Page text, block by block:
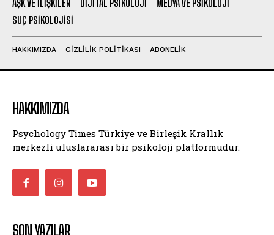
AŞK VE İLIŞKILER
DIJITAL PSIKOLOJI
MEDYA VE PSIKOLOJI
SUÇ PSIKOLOJISI
HAKKIMIZDA GIZLILIK POLITIKASI ABONELIK
HAKKIMIZDA
Psychology Times Türkiye ve Birleşik Krallık
merkezli uluslararası bir psikoloji platformudur.
SON YAZILAR